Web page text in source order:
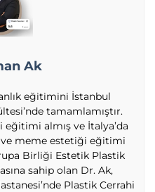
Ak
eğitimini İstanbul
tamamlamıştır.
almış ve İtalya’da
ve meme estetiği eğitimi
Birliği Estetik Plastik
sahip olan Dr. Ak,
Plastik Cerrahi